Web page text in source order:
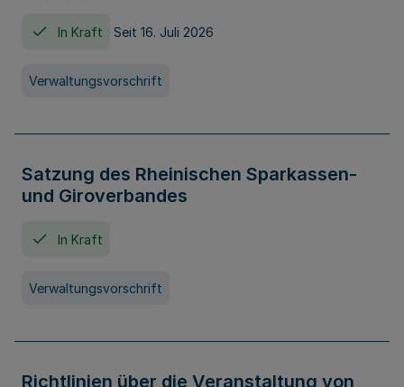
In Kraft Seit 16. Juli 2026
Verwaltungsvorschrift
Satzung des Rheinischen Sparkassen-
und Giroverbandes
In Kraft
Verwaltungsvorschrift
Richtlinien über die Veranstaltung von